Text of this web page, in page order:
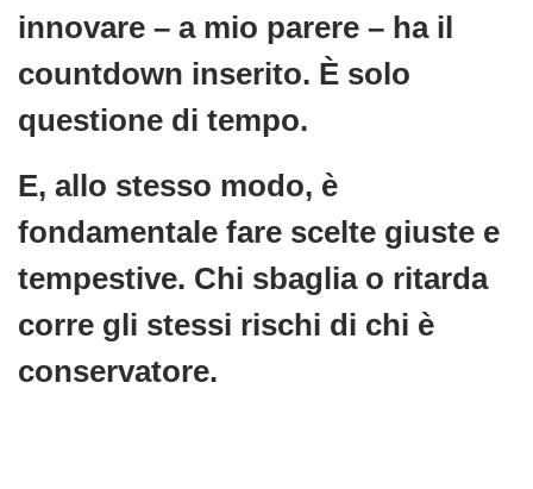
innovare – a mio parere – ha il
countdown inserito. È solo
questione di tempo.
E, allo stesso modo, è
fondamentale fare scelte giuste e
tempestive. Chi sbaglia o ritarda
corre gli stessi rischi di chi è
conservatore.